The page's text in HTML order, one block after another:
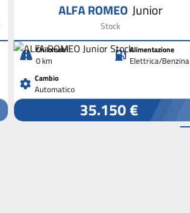
ALFA ROMEO Junior
Stock
Chilometri
0 km
Alimentazione
Elettrica/Benzina
Cambio
Automatico
35.150 €